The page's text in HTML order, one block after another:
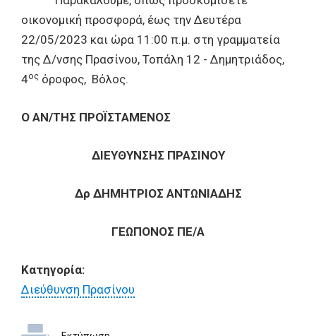
οικονομική προσφορά, έως την Δευτέρα
22/05/2023 και ώρα 11:00 π.μ. στη γραμματεία
της Δ/νσης Πρασίνου, Τοπάλη 12 - Δημητριάδος,
4ος όροφος, Βόλος.
Ο ΑΝ/ΤΗΣ ΠΡΟΪΣΤΑΜΕΝΟΣ
ΔΙΕΥΘΥΝΣΗΣ ΠΡΑΣΙΝΟΥ
Δρ ΔΗΜΗΤΡΙΟΣ ΑΝΤΩΝΙΑΔΗΣ
ΓΕΩΠΟΝΟΣ ΠΕ/Α
Κατηγορία:
Διεύθυνση Πρασίνου